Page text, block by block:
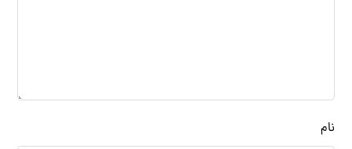
نام